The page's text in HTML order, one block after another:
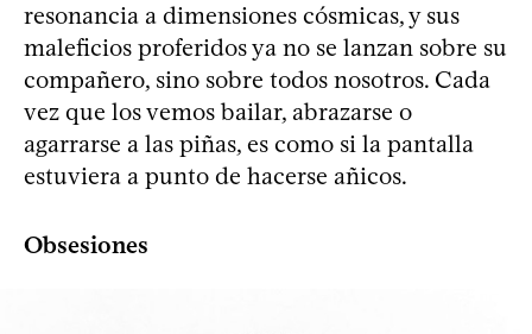
resonancia a dimensiones cósmicas, y sus
maleficios proferidos ya no se lanzan sobre su
compañero, sino sobre todos nosotros. Cada
vez que los vemos bailar, abrazarse o
agarrarse a las piñas, es como si la pantalla
estuviera a punto de hacerse añicos.
Obsesiones